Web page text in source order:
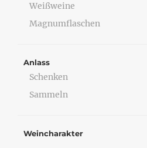
Weißweine
Magnumflaschen
Anlass
Schenken
Sammeln
Weincharakter